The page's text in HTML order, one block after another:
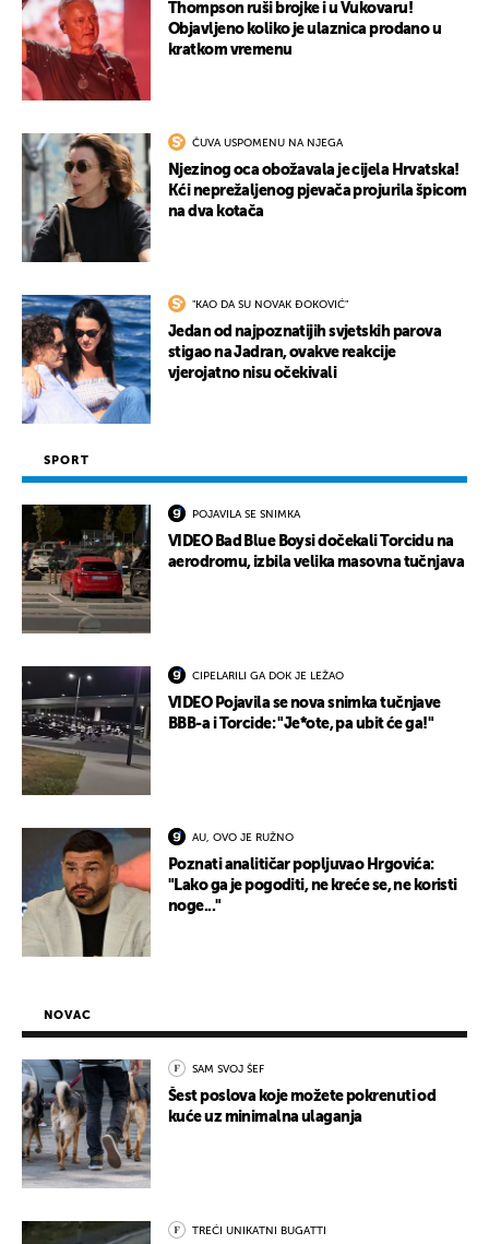
Thompson ruši brojke i u Vukovaru!
Objavljeno koliko je ulaznica prodano u
kratkom vremenu
ČUVA USPOMENU NA NJEGA
Njezinog oca obožavala je cijela Hrvatska!
Kći neprežaljenog pjevača projurila špicom
na dva kotača
"KAO DA SU NOVAK ĐOKOVIĆ"
Jedan od najpoznatijih svjetskih parova
stigao na Jadran, ovakve reakcije
vjerojatno nisu očekivali
SPORT
POJAVILA SE SNIMKA
VIDEO Bad Blue Boysi dočekali Torcidu na
aerodromu, izbila velika masovna tučnjava
CIPELARILI GA DOK JE LEŽAO
VIDEO Pojavila se nova snimka tučnjave
BBB-a i Torcide: "Je*ote, pa ubit će ga!"
AU, OVO JE RUŽNO
Poznati analitičar popljuvao Hrgovića:
"Lako ga je pogoditi, ne kreće se, ne koristi
noge..."
NOVAC
SAM SVOJ ŠEF
Šest poslova koje možete pokrenuti od
kuće uz minimalna ulaganja
TREĆI UNIKATNI BUGATTI